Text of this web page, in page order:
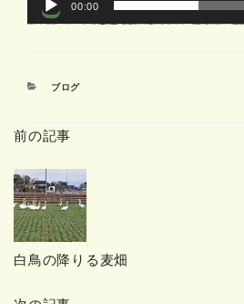
00:00
カ
リ
ブログ
前の記事
白鳥の降りる麦畑